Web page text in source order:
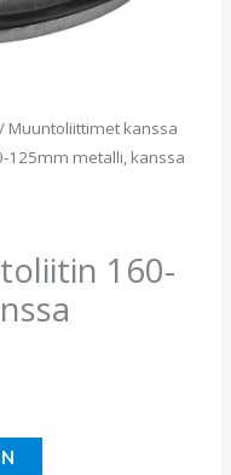
/ Muuntoliittimet kanssa
125mm metalli, kanssa
160-